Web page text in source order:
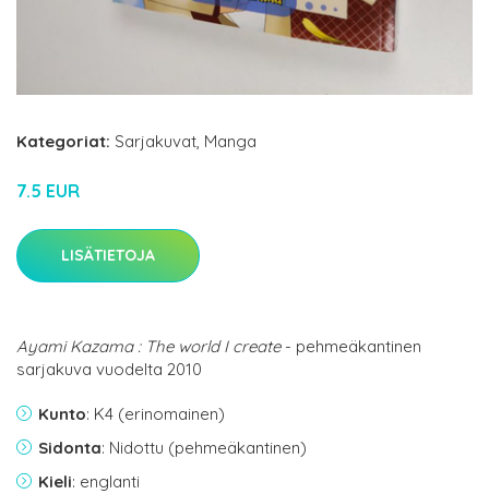
Kategoriat: Sarjakuvat, Manga
7.5 EUR
LISÄTIETOJA
Ayami Kazama : The world I create- pehmeäkantinen
sarjakuva vuodelta 2010
Kunto: K4 (erinomainen)
Sidonta: Nidottu (pehmeäkantinen)
Kieli: englanti